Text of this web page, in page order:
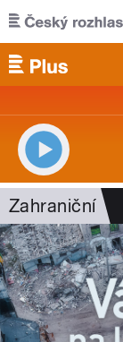
Přejít k hlavnímu
Zahraniční